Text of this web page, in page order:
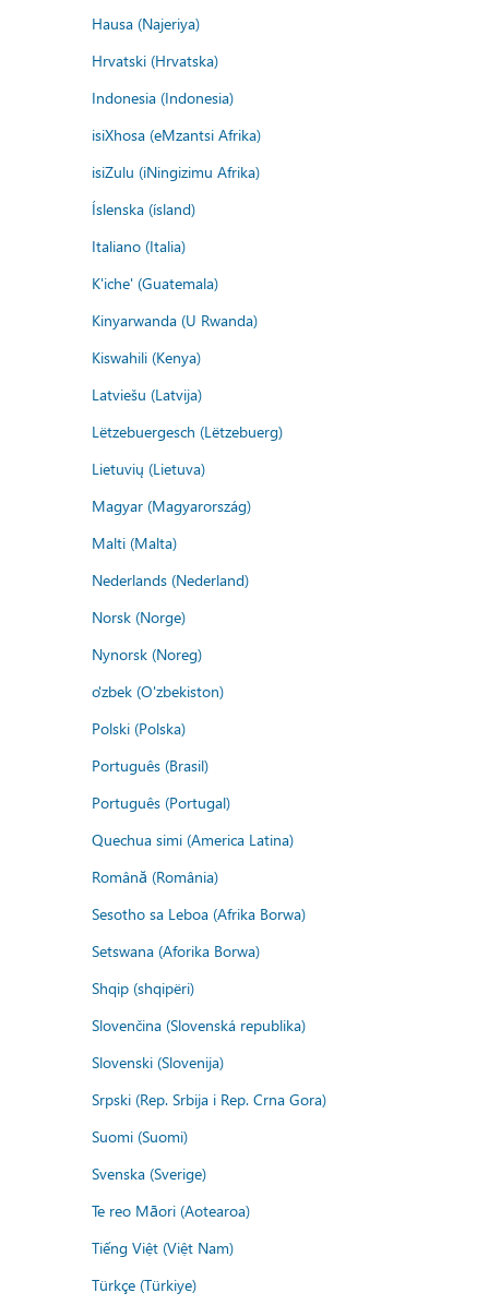
Hausa (Najeriya)
Hrvatski (Hrvatska)
Indonesia (Indonesia)
isiXhosa (eMzantsi Afrika)
isiZulu (iNingizimu Afrika)
Íslenska (ísland)
Italiano (Italia)
K'iche' (Guatemala)
Kinyarwanda (U Rwanda)
Kiswahili (Kenya)
Latviešu (Latvija)
Lëtzebuergesch (Lëtzebuerg)
Lietuvių (Lietuva)
Magyar (Magyarország)
Malti (Malta)
Nederlands (Nederland)
Norsk (Norge)
Nynorsk (Noreg)
o'zbek (O'zbekiston)
Polski (Polska)
Português (Brasil)
Português (Portugal)
Quechua simi (America Latina)
Română (România)
Sesotho sa Leboa (Afrika Borwa)
Setswana (Aforika Borwa)
Shqip (shqipëri)
Slovenčina (Slovenská republika)
Slovenski (Slovenija)
Srpski (Rep. Srbija i Rep. Crna Gora)
Suomi (Suomi)
Svenska (Sverige)
Te reo Māori (Aotearoa)
Tiếng Việt (Việt Nam)
Türkçe (Türkiye)